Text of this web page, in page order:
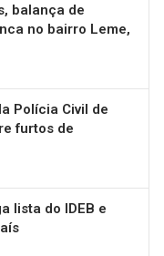
balança de
no bairro Leme,
Polícia Civil de
furtos de
lista do IDEB e